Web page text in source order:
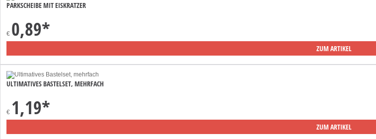
PARKSCHEIBE MIT EISKRATZER
€ 0,89*
ZUM ARTIKEL
ULTIMATIVES BASTELSET, MEHRFACH
€ 1,19*
ZUM ARTIKEL